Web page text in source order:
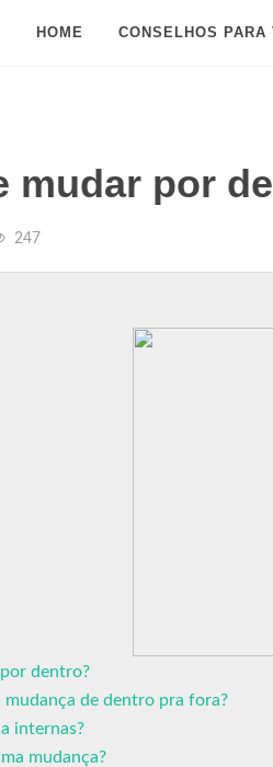
HOME CONSELHOS PARA
mudar por
247
dentro?
mudança de dentro pra fora?
internas?
mudança?